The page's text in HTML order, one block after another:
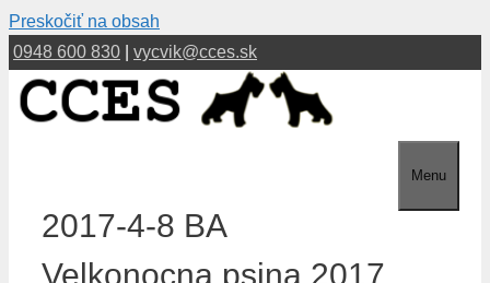
Preskočiť na obsah
0948 600 830
vycvik@cces.sk
Menu
2017-4-8 BA
Velkonocna psina 2017